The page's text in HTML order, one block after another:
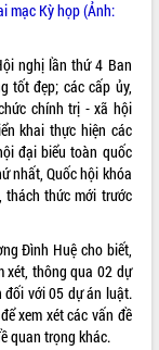
mạc Kỳ họp (Ảnh:
nghị lần thứ 4 Ban
tốt đẹp; các cấp ủy,
chính trị - xã hội
khai thực hiện các
đại biểu toàn quốc
nhất, Quốc hội khóa
thách thức mới trước
Đình Huệ cho biết,
xét, thông qua 02 dự
đối với 05 dự án luật.
xem xét các vấn đề
quan trọng khác.